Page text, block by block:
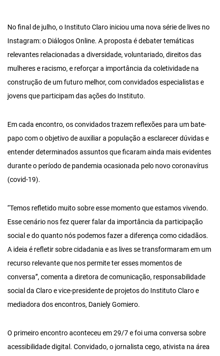
No final de julho, o Instituto Claro iniciou uma nova série de lives no
Instagram: o Diálogos Online. A proposta é debater temáticas
relevantes relacionadas a diversidade, voluntariado, direitos das
mulheres e racismo, e reforçar a importância da coletividade na
construção de um futuro melhor, com convidados especialistas e
jovens que participam das ações do Instituto.
Em cada encontro, os convidados trazem reflexões para um bate-
papo com o objetivo de auxiliar a população a esclarecer dúvidas e
entender determinados assuntos que ficaram ainda mais evidentes
durante o período de pandemia ocasionada pelo novo coronavírus
(covid-19).
“Temos refletido muito sobre esse momento que estamos vivendo.
Esse cenário nos fez querer falar da importância da participação
social e do quanto nós podemos fazer a diferença como cidadãos.
A ideia é refletir sobre cidadania e as lives se transformaram em um
recurso relevante que nos permite ter esses momentos de
conversa”, comenta a diretora de comunicação, responsabilidade
social da Claro e vice-presidente de projetos do Instituto Claro e
mediadora dos encontros, Daniely Gomiero.
O primeiro encontro aconteceu em 29/7 e foi uma conversa sobre
acessibilidade digital. Convidado, o jornalista cego, ativista na área